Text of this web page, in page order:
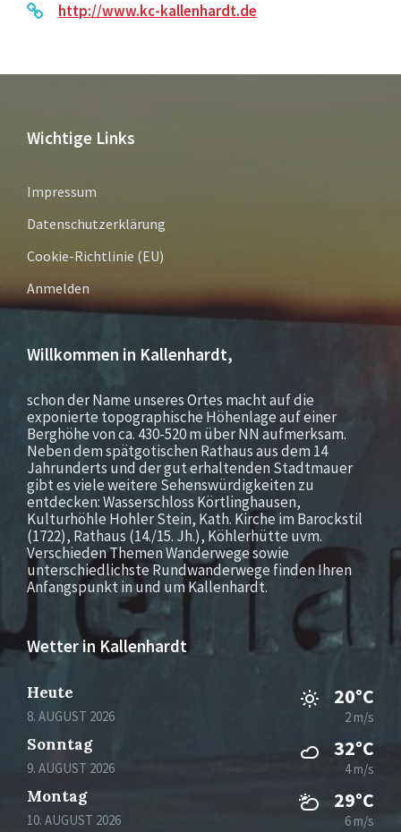
http://www.kc-kallenhardt.de
Wichtige Links
Impressum
Datenschutzerklärung
Cookie-Richtlinie (EU)
Anmelden
Willkommen in Kallenhardt,
schon der Name unseres Ortes macht auf die
exponierte topographische Höhenlage auf einer
Berghöhe von ca. 430-520 m über NN aufmerksam.
Neben dem spätgotischen Rathaus aus dem 14
Jahrunderts und der gut erhaltenden Stadtmauer
gibt es viele weitere Sehenswürdigkeiten zu
entdecken: Wasserschloss Körtlinghausen,
Kulturhöhle Hohler Stein, Kath. Kirche im Barockstil
(1722), Rathaus (14./15. Jh.), Köhlerhütte uvm.
Verschieden Themen Wanderwege sowie
unterschiedlichste Rundwanderwege finden Ihren
Anfangspunkt in und um Kallenhardt.
Wetter in Kallenhardt
Heute
8. AUGUST 2026
20°C
2 m/s
Sonntag
9. AUGUST 2026
32°C
4 m/s
Montag
10. AUGUST 2026
29°C
6 m/s